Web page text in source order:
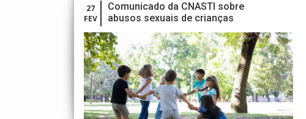
27
FEV
Comunicado da CNASTI sobre
abusos sexuais de crianças